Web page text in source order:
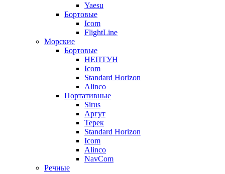
Yaesu
Бортовые
Icom
FlightLine
Морские
Бортовые
НЕПТУН
Icom
Standard Horizon
Alinco
Портативные
Sirus
Аргут
Терек
Standard Horizon
Icom
Alinco
NavCom
Речные